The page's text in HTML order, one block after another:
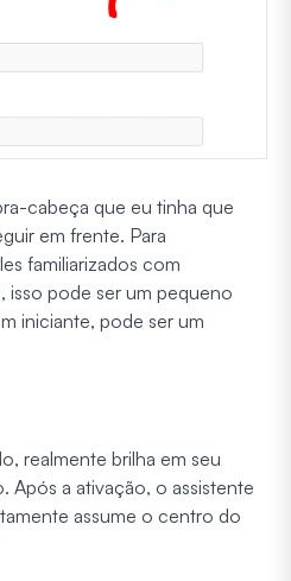
cabeça que eu tinha que
em frente. Para
familiarizados com
isso pode ser um pequeno
iniciante, pode ser um
realmente brilha em seu
a ativação, o assistente
assume o centro do